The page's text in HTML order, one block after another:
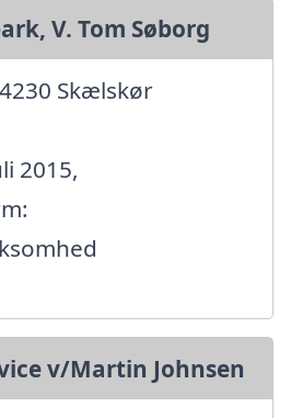
V. Tom Søborg
Skælskør
2015,
v/Martin Johnsen